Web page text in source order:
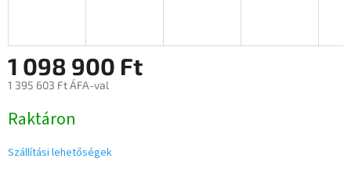
1 098 900 Ft
1 395 603 Ft ÁFA-val
Raktáron
Szállítási lehetőségek